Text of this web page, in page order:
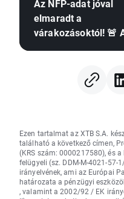
Az NFP-adat jóval
elmaradt a
várakozásoktól! 🚨
Ezen tartalmat az XTB S.A.
található a következő címen,
(KRS szám: 0000217580), és
felügyeli (sz. DDM-M-4021-
irányelvének, ami az Európai
határozata a pénzügyi
, valamint a 2002/92 / EK